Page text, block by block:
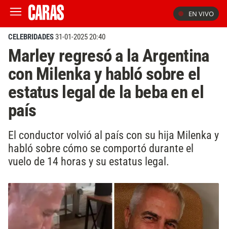
EN VIVO
CELEBRIDADES31-01-2025 20:40
Marley regresó a la Argentina
con Milenka y habló sobre el
estatus legal de la beba en el
país
El conductor volvió al país con su hija Milenka y
habló sobre cómo se comportó durante el
vuelo de 14 horas y su estatus legal.